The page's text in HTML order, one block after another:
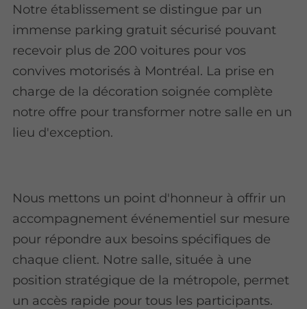
Notre établissement se distingue par un
immense parking gratuit sécurisé pouvant
recevoir plus de 200 voitures pour vos
convives motorisés à Montréal. La prise en
charge de la décoration soignée complète
notre offre pour transformer notre salle en un
lieu d'exception.
Nous mettons un point d'honneur à offrir un
accompagnement événementiel sur mesure
pour répondre aux besoins spécifiques de
chaque client. Notre salle, située à une
position stratégique de la métropole, permet
un accès rapide pour tous les participants.